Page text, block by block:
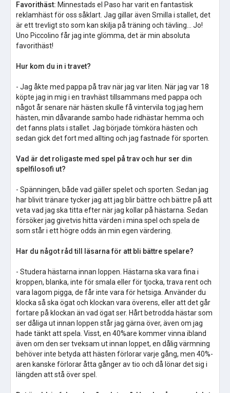
Favorithäst: Minnestads el Paso har varit en fantastisk
reklamhäst för oss såklart. Jag gillar även Smilla i stallet, det
är ett trevligt sto som kan skilja på träning och tävling... Jo!
Uno Piccolino får jag inte glömma, det är min absoluta
favorithäst!
Hur kom du in i travet?
- Jag åkte med pappa på trav när jag var liten. När jag var 18
köpte jag in mig i en travhäst tillsammans med pappa och
något år senare när hästen skulle få vintervila tog jag hem
hästen, min dåvarande sambo hade ridhästar hemma och
det fanns plats i stallet. Jag började tömköra hästen och
sedan gick det fort med allting och jag fastnade för sporten.
Vad är det roligaste med spel på trav och hur ser din
spelfilosofi ut?
- Spänningen, både vad gäller spelet och sporten. Sedan jag
har blivit tränare tycker jag att jag blir bättre och bättre på att
veta vad jag ska titta efter när jag kollar på hästarna. Sedan
försöker jag givetvis hitta värden i mina spel och spela de
som står i ett högre odds än min egen värdering.
Har du något råd till läsarna för att bli bättre spelare?
- Studera hästarna innan loppen. Hästarna ska vara fina i
kroppen, blanka, inte för smala eller för tjocka, trava rent och
vara lagom pigga, de får inte vara för hetsiga. Använder du
klocka så ska ögat och klockan vara överens, eller att det går
fortare på klockan än vad ögat ser. Hårt betrodda hästar som
ser dåliga ut innan loppen står jag gärna över, även om jag
hade tänkt att spela. Visst, en 40%are kommer vinna ibland
även om den ser tveksam ut innan loppet, en dålig värmning
behöver inte betyda att hästen förlorar varje gång, men 40%-
aren kanske förlorar åtta gånger av tio och då lönar det sig i
längden att stå över spel.